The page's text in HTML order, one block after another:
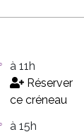
à 11h
Réserver
ce créneau
à 15h